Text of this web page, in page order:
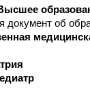
документ об